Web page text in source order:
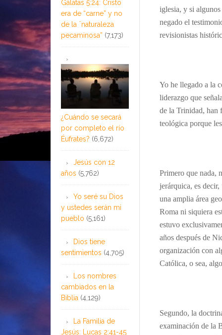
iglesia, y si
negado el
revisionistas
Yo he llegado a la
liderazgo que
de la Trinidad, han
teológica porque
Primero que nada,
jerárquica, es
una amplia área
Roma ni siquiera
estuvo
años después de
organización con
Católica, o sea,
Segundo, la
examinación de la
Gálatas 5:24: Cristo
era de “carne” y no
de la ¨naturaleza
pecaminosa” (7,173)
¿Cuándo se secará
por completo el río
Éufrates? (6,672)
Jesús con 12
años (5,762)
Yo seré su Dios
y ustedes serán mi
pueblo (5,161)
Dios tiene
sentimientos (4,705)
Los nombres
cambiados en la
Biblia (4,129)
La Familia de
Jesús: Lucas 2:41-45